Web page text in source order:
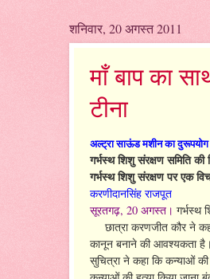
शनिवार, 20 अगस्त 2011
माँ बाप का
टीना
अल्ट्रा साऊंड मशीन का
गर्भस्थ शिशु संरक्षण समिति
गर्भस्थ शिशु संरक्षण पर एक
करणीदानसिंह राजपूत
सूरतगढ़, 20 अगस्त। गर्भस्थ
छात्रा करणजीत कौर ने
कानून बनाने की आवश्यकता है।
सुचित्रा ने कहा कि कन्याओं